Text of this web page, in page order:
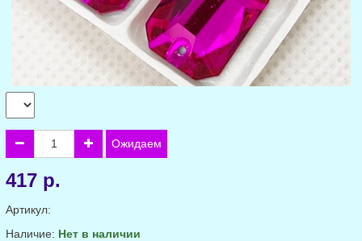
Ожидаем
417 р.
Артикул:
Наличие: Нет в наличии